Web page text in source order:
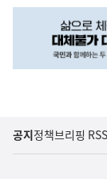
공지정책브리핑